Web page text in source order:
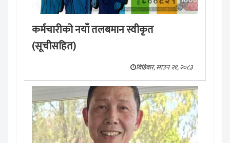
कर्मचारीको नयाँ तलबमान स्वीकृत
(सूचीसहित)
बिहिबार, साउन २१, २०८३